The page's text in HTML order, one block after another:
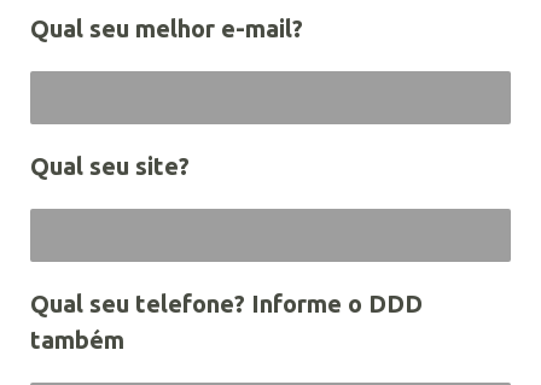
Qual seu melhor e-mail?
Qual seu site?
Qual seu telefone? Informe o DDD
também